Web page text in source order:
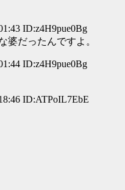
ID:z4H9pue0Bg
婆だったんですよ。
ID:z4H9pue0Bg
ID:ATPoIL7EbE